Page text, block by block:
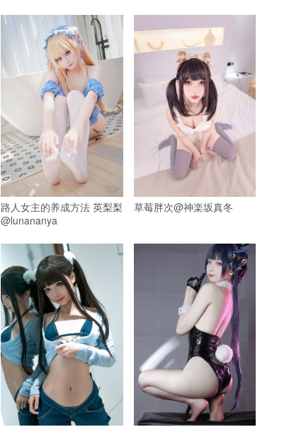
路人女主的养成方法 英梨梨
@lunananya
草莓胖次@神楽坂真冬